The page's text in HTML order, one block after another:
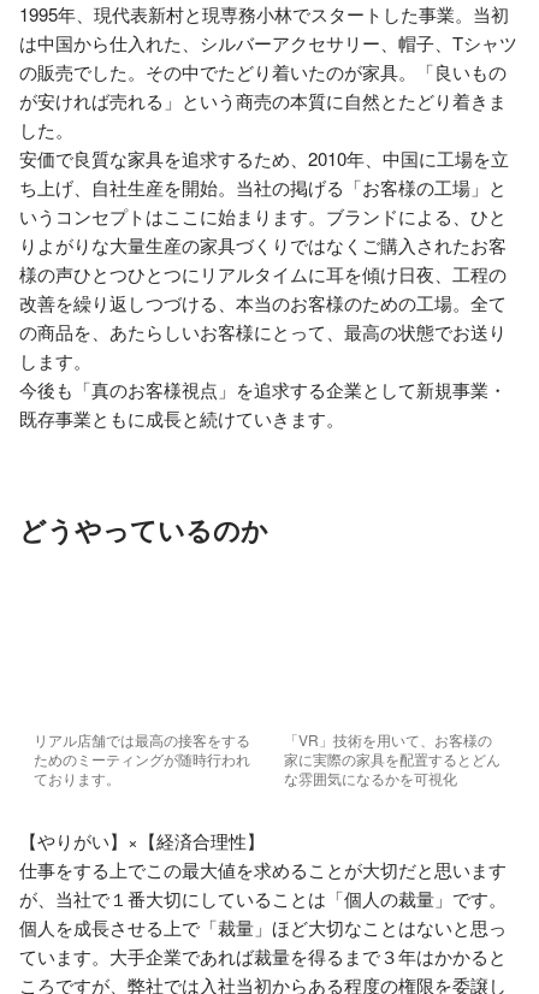
1995年、現代表新村と現専務小林でスタートした事業。当初
は中国から仕入れた、シルバーアクセサリー、帽子、Tシャツ
の販売でした。その中でたどり着いたのが家具。「良いもの
が安ければ売れる」という商売の本質に自然とたどり着きま
した。
安価で良質な家具を追求するため、2010年、中国に工場を立
ち上げ、自社生産を開始。当社の掲げる「お客様の工場」と
いうコンセプトはここに始まります。ブランドによる、ひと
りよがりな大量生産の家具づくりではなくご購入されたお客
様の声ひとつひとつにリアルタイムに耳を傾け日夜、工程の
改善を繰り返しつづける、本当のお客様のための工場。全て
の商品を、あたらしいお客様にとって、最高の状態でお送り
します。
今後も「真のお客様視点」を追求する企業として新規事業・
既存事業ともに成長と続けていきます。
どうやっているのか
リアル店舗では最高の接客をする
ためのミーティングが随時行われ
ております。
「VR」技術を用いて、お客様の
家に実際の家具を配置するとどん
な雰囲気になるかを可視化
【やりがい】×【経済合理性】
仕事をする上でこの最大値を求めることが大切だと思います
が、当社で１番大切にしていることは「個人の裁量」です。
個人を成長させる上で「裁量」ほど大切なことはないと思っ
ています。大手企業であれば裁量を得るまで３年はかかると
ころですが、弊社では入社当初からある程度の権限を委譲し